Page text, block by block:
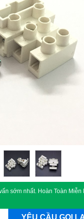
sớm nhất. Hoàn Toàn Miễn